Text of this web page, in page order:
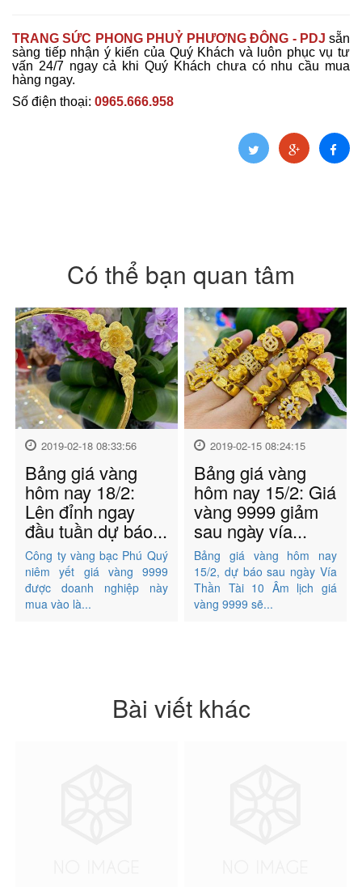
TRANG SỨC PHONG PHUỶ PHƯƠNG ĐÔNG - PDJ sẵn
sàng tiếp nhận ý kiến của Quý Khách và luôn phục vụ tư
vấn 24/7 ngay cả khi Quý Khách chưa có nhu cầu mua
hàng ngay.
Số điện thoại: 0965.666.958
Có thể bạn quan tâm
2019-02-18 08:33:56
Bảng giá vàng
hôm nay 18/2:
Lên đỉnh ngay
đầu tuần dự báo...
Công ty vàng bạc Phú Quý
niêm yết giá vàng 9999
được doanh nghiệp này
mua vào là...
2019-02-15 08:24:15
Bảng giá vàng
hôm nay 15/2: Giá
vàng 9999 giảm
sau ngày vía...
Bảng giá vàng hôm nay
15/2, dự báo sau ngày Vía
Thần Tài 10 Âm lịch giá
vàng 9999 sẽ...
Bài viết khác